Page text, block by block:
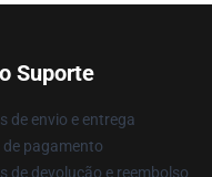
Suporte
de envio e entrega
de pagamento
de devolução e reembolso